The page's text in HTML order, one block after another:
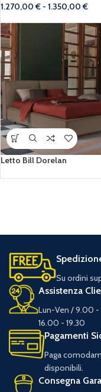
1.270,00€ - 1.350,00€
Letto Bill Dorelan
Su ordini
Assistenza
Lun-Ven / 9.00 -
16.00 - 19.30
Pagamenti
Paga
disponibili.
Consegna